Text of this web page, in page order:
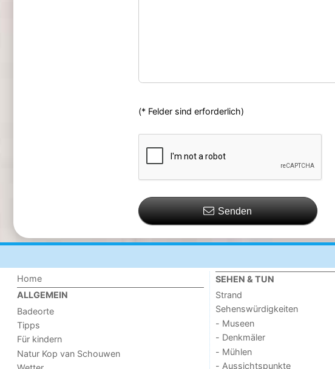
(* Felder sind erforderlich)
Senden
Home
ALLGEMEIN
Badeorte
Tipps
Für kindern
Natur Kop van Schouwen
SEHEN & TUN
Strand
Sehenswürdigkeiten
- Museen
- Denkmäler
- Mühlen
- Aussichtspunkte